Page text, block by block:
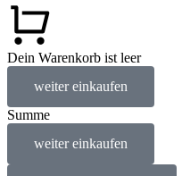
Dein Warenkorb ist leer
weiter einkaufen
Summe
weiter einkaufen